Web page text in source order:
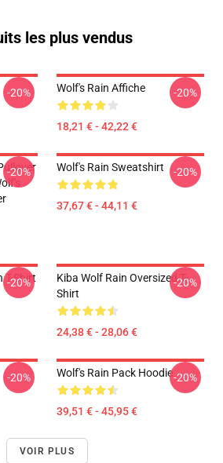
les plus vendus
-20% Wolf's Rain Affiche
18,21 € - 42,22 €
-20%
-20% Wolf's Rain Sweatshirt
37,67 € - 44,11 €
-20%
T-Shirt
-20%
Kiba Wolf Rain Oversized T-
Shirt
24,38 € - 28,06 €
-20%
-20% Wolf's Rain Pack Hoodie
39,51 € - 45,95 €
-20%
VOIR PLUS